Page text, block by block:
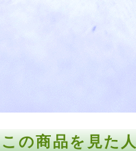
この商品を見た